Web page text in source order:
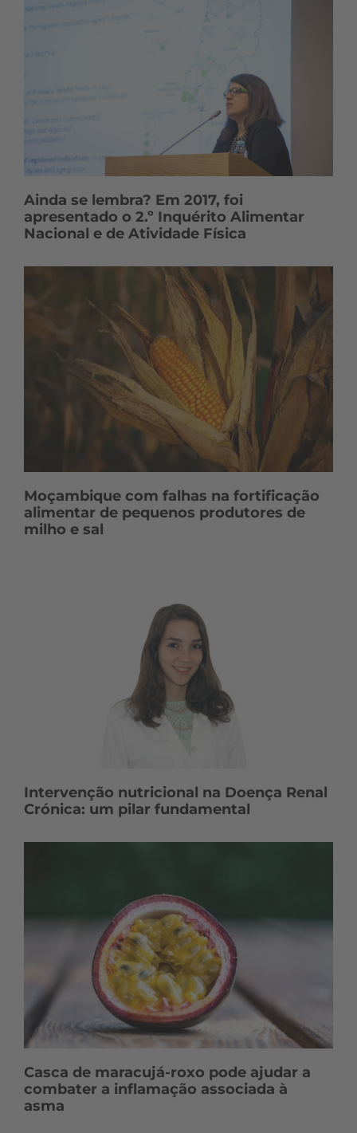
Ainda se lembra? Em 2017, foi
apresentado o 2.º Inquérito Alimentar
Nacional e de Atividade Física
Moçambique com falhas na fortificação
alimentar de pequenos produtores de
milho e sal
Intervenção nutricional na Doença Renal
Crónica: um pilar fundamental
Casca de maracujá-roxo pode ajudar a
combater a inflamação associada à
asma